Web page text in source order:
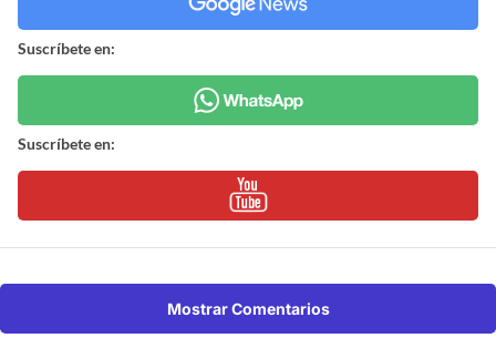
Suscríbete en:
Suscríbete en:
Mostrar Comentarios